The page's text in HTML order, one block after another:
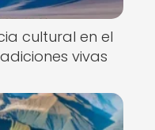
cultural en el
vivas